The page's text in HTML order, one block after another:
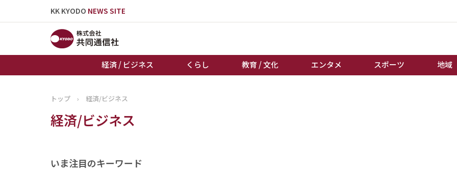
KK KYODO NEWS SITE
経済 / ビジネス くらし 教育 / 文化 エンタメ スポーツ 地域
トップページ
お知らせ
トップ › 経済/ビジネス
経済/ビジネス
いま注目のキーワード